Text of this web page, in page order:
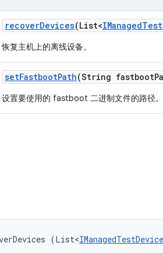
recoverDevices(List<IManagedTest
恢复主机上的离线设备。
setFastbootPath(String fastboot
设置要使用的 fastboot 二进制文件的路径。
(List<IManagedTestDevice